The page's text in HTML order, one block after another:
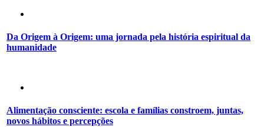
Da Origem à Origem: uma jornada pela história espiritual da
humanidade
Alimentação consciente: escola e famílias constroem, juntas,
novos hábitos e percepções